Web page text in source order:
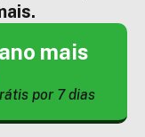
mais
por 7 dias